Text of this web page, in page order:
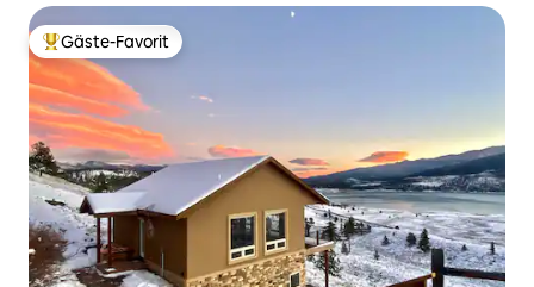
Beliebter Gäste-Favorit.
Gäste-Favorit